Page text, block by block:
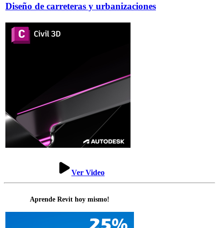
Diseño de carreteras y urbanizaciones
Ver Video
Aprende Revit hoy mismo!